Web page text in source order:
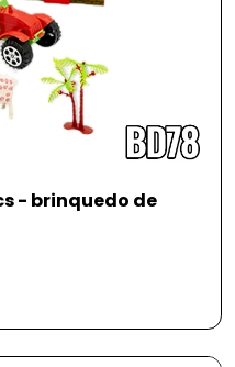
- brinquedo de